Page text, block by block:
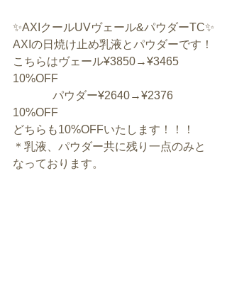
✨AXIクールUVヴェール&パウダーTC✨
AXIの日焼け止め乳液とパウダーです！
こちらはヴェール¥3850→¥3465
10%OFF
10%OFF
どちらも10%OFFいたします！！！
＊乳液、パウダー共に残り一点のみと
なっております。